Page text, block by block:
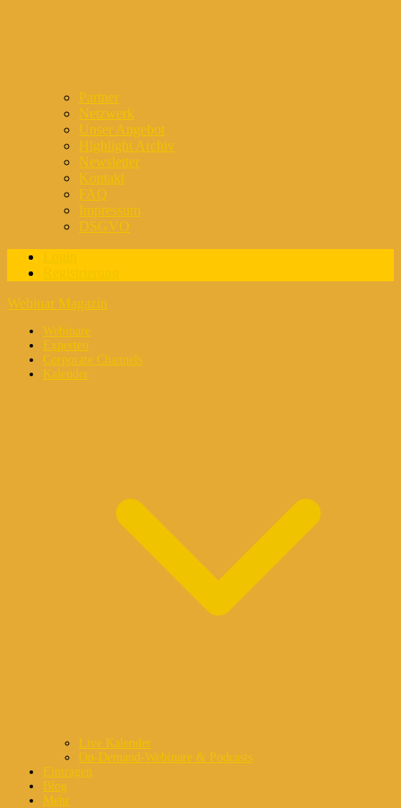
Partner
Netzwerk
Unser Angebot
Highlight Archiv
Newsletter
Kontakt
FAQ
Impressum
DSGVO
Webinar Magazin
Webinare
Experten
Corporate Channels
Kalender
Live Kalender
On-Demand-Webinare & Podcasts
Eintragen
Blog
Mehr